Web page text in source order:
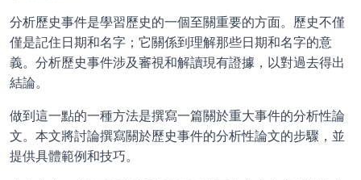
分析歷史事件是學習歷史的一個至關重要的方面。歷史不僅
僅是記住日期和名字；它關係到理解那些日期和名字的意
義。分析歷史事件涉及審視和解讀現有證據，以對過去得出
結論。
做到這一點的一種方法是撰寫一篇關於重大事件的分析性論
文。本文將討論撰寫關於歷史事件的分析性論文的步驟，並
提供具體範例和技巧。